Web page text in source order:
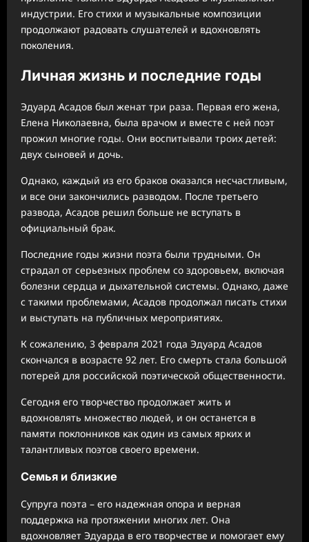
индустрии. Его стихи и музыкальные композиции
продолжают радовать слушателей и вдохновлять
поколения.
Личная жизнь и последние годы
Эдуард Асадов был женат три раза. Первая его жена,
Елена Николаевна, была врачом и вместе с ней поэт
прожил многие годы. Они воспитывали троих детей:
двух сыновей и дочь.
Однако, каждый из его браков оказался несчастливым,
и все они закончились разводом. После третьего
развода, Асадов решил больше не вступать в
официальный брак.
Последние годы жизни поэта были трудными. Он
страдал от серьезных проблем со здоровьем, включая
болезни сердца и дыхательной системы. Однако, даже
с такими проблемами, Асадов продолжал писать стихи
и выступать на публичных мероприятиях.
К сожалению, 3 февраля 2021 года Эдуард Асадов
скончался в возрасте 92 лет. Его смерть стала большой
потерей для российской поэтической общественности.
Сегодня его творчество продолжает жить и
вдохновлять множество людей, и он останется в
памяти поклонников как один из самых ярких и
талантливых поэтов своего времени.
Семья и близкие
Супруга поэта – его надежная опора и верная
поддержка на протяжении многих лет. Она
вдохновляет Эдуарда в его творчестве и помогает ему